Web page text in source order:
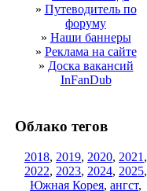
» Путеводитель по
форуму
» Наши баннеры
» Реклама на сайте
» Доска вакансий
InFanDub
Облако тегов
2018, 2019, 2020, 2021 ,
2022, 2023, 2024, 2025,
Южная Корея, ангст,